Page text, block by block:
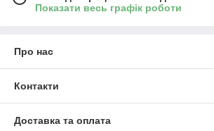
Показати весь графік роботи
Про нас
Контакти
Доставка та оплата